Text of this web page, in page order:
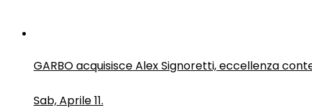
GARBO acquisisce Alex Signoretti, eccellenza
Sab, Aprile 11.